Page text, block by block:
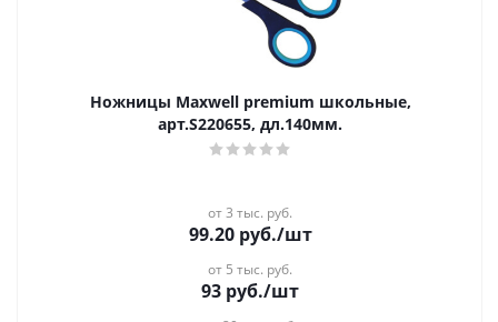
Ножницы Maxwell premium школьные,
арт.S220655, дл.140мм.
от 3 тыс. руб.
99.20руб./шт
от 5 тыс. руб.
93 руб./шт